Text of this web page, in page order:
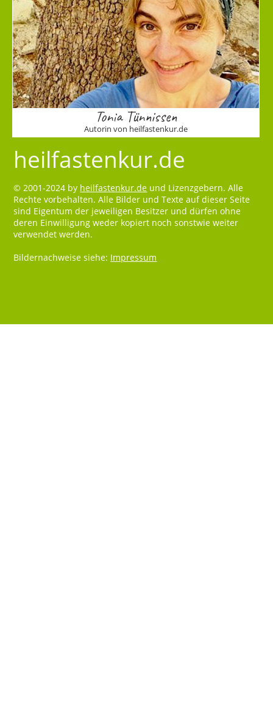
Tonia Tünnissen
Autorin von heilfastenkur.de
heilfastenkur.de
© 2001-2024 by heilfastenkur.de und Lizenzgebern. Alle
Rechte vorbehalten. Alle Bilder und Texte auf dieser Seite
sind Eigentum der jeweiligen Besitzer und dürfen ohne
deren Einwilligung weder kopiert noch sonstwie weiter
verwendet werden.
Bildernachweise siehe: Impressum